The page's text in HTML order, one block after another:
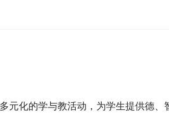
化的学与教活动，为学生提供德、